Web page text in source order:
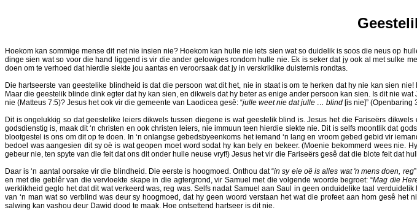
Hoekom kan sommige mense dit net nie insien nie? Hoekom kan hulle nie iets sien wat so duidelik is soos die neus op
dinge sien wat so voor die hand liggend is vir die ander gelowiges rondom hulle nie. Ek is seker dat jy ook al met sulke
doen om te verhoed dat hierdie siekte jou aantas en veroorsaak dat jy in verskriklike duisternis rondtas.
Die hartseerste van geestelike blindheid is dat die persoon wat dit het, nie in staat is om te herken dat hy nie kan sien
Maar die geestelik blinde dink egter dat hy kan sien, en dikwels dat hy beter as enige ander persoon kan sien. Is dit nie
nie (Matteus 7:5)? Jesus het ook vir die gemeente van Laodicea gesê: “julle weet nie dat julle … blind [is nie]” (Openbaring
Dit is ongelukkig so dat geestelike leiers dikwels tussen diegene is wat geestelik blind is. Jesus het die Fariseërs dikwels
godsdienstig is, maak dit ‘n christen en ook christen leiers, nie immuun teen hierdie siekte nie. Dit is selfs moontlik dat
blootgestel is ons om dit op te doen. In ‘n onlangse gebedsbyeenkoms het iemand ‘n lang en vroom gebed gebid vir
bedoel was aangesien dit sy oë is wat geopen moet word sodat hy kan bely en bekeer. (Moenie bekommerd wees
gebeur nie, ten spyte van die feit dat ons dit onder hulle neuse vryf!) Jesus het vir die Fariseërs gesê dat die blote feit dat
Daar is ‘n aantal oorsake vir die blindheid. Die eerste is hoogmoed. Onthou dat “in sy eie oë is alles wat 'n mens doen, reg
en met die geblêr van die vervloekte skape in die agtergrond, vir Samuel met die volgende woorde begroet: “Mag die
werklikheid geglo het dat dit wat verkeerd was, reg was. Selfs nadat Samuel aan Saul in geen onduidelike taal
van ‘n man wat so verblind was deur sy hoogmoed, dat hy geen woord verstaan het wat die profeet aan hom gesê
salwing kan vashou deur Dawid dood te maak. Hoe ontsettend hartseer is dit nie.